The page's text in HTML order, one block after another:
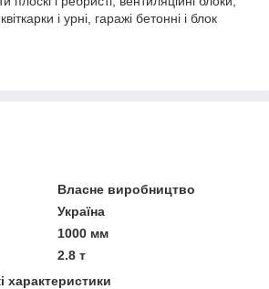
і урні, гаражі бетонні і блок
Власне виробництво
Україна
1000 мм
2.8 т
характеристики